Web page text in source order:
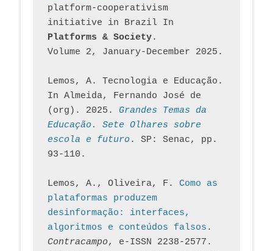
platform-cooperativism
initiative in Brazil In
Platforms & Society.
Volume 2, January-December 2025.
Lemos, A. Tecnologia e Educação.
In Almeida, Fernando José de
(org). 2025. Grandes Temas da
Educação. Sete Olhares sobre
escola e futuro. SP: Senac, pp.
93-110.
Lemos, A., Oliveira, F. Como as
plataformas produzem
desinformação: interfaces,
algoritmos e conteúdos falsos
Contracampo, e-ISSN 2238-2577.